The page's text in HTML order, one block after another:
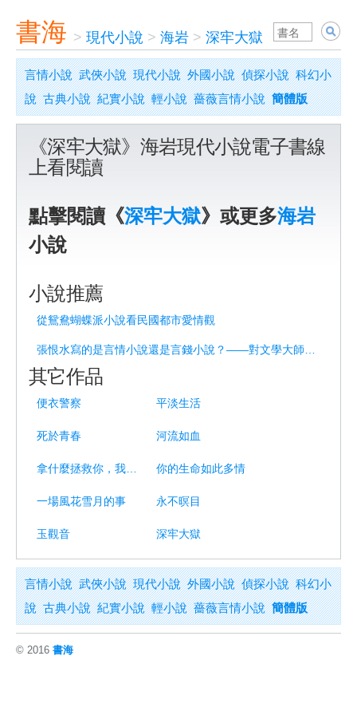
書海 > 現代小說 > 海岩 > 深牢大獄
言情小說 武俠小說 現代小說 外國小說 偵探小說 科幻小
說 古典小說 紀實小說 輕小說 薔薇言情小說 簡體版
《深牢大獄》海岩現代小說電子書線
上看閱讀
點擊閱讀《深牢大獄》或更多海岩
小說
小說推薦
從鴛鴦蝴蝶派小說看民國都市愛情觀
其它作品
便衣警察 平淡生活
死於青春 河流如血
你的生命如此多情
一場風花雪月的事 永不暝目
玉觀音 深牢大獄
言情小說 武俠小說 現代小說 外國小說 偵探小說 科幻小
說 古典小說 紀實小說 輕小說 薔薇言情小說 簡體版
© 2016 書海